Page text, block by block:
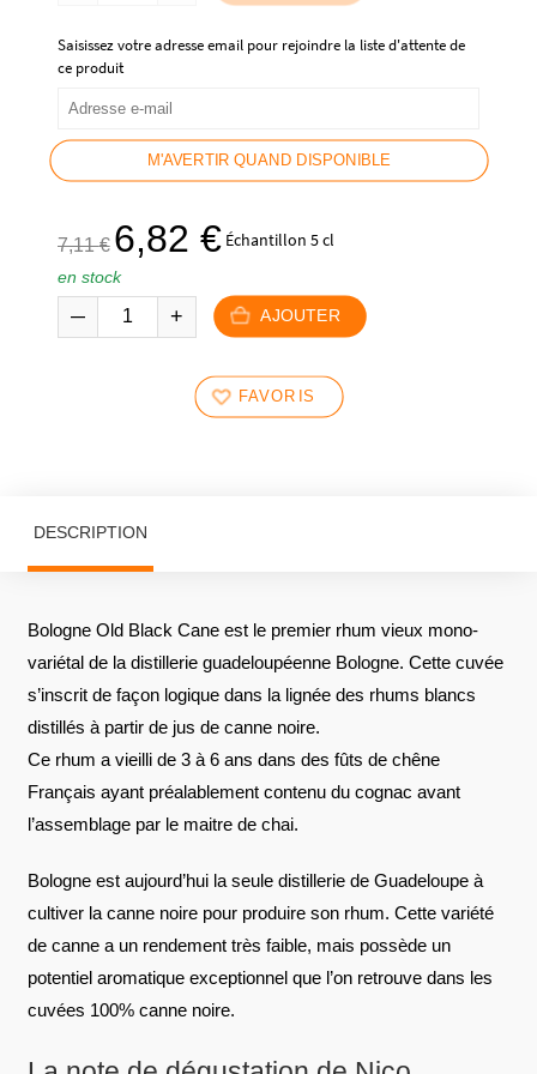
54,90 €.
Saisissez votre adresse email pour rejoindre la liste d'attente de
ce produit
M'AVERTIR QUAND DISPONIBLE
7,11€
Le
prix
initial
était :
7,11 €.
6,82 €Le
prix
est :
6,82 €.
Échantillon 5 cl
en stock
AJOUTER
FAVORIS
DESCRIPTION
Bologne Old Black Cane est le premier rhum vieux mono-
variétal de la distillerie guadeloupéenne Bologne. Cette cuvée
s’inscrit de façon logique dans la lignée des rhums blancs
distillés à partir de jus de canne noire.
Ce rhum a vieilli de 3 à 6 ans dans des fûts de chêne
Français ayant préalablement contenu du cognac avant
l’assemblage par le maitre de chai.
Bologne est aujourd’hui la seule distillerie de Guadeloupe à
cultiver la canne noire pour produire son rhum. Cette variété
de canne a un rendement très faible, mais possède un
potentiel aromatique exceptionnel que l’on retrouve dans les
cuvées 100% canne noire.